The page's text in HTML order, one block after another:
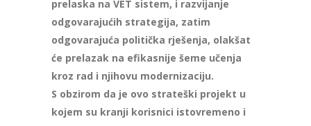
prelaska na VET sistem, i razvijanje
odgovarajućih strategija, zatim
odgovarajuća politička rješenja, olakšat
će prelazak na efikasnije šeme učenja
kroz rad i njihovu modernizaciju.
S obzirom da je ovo strateški projekt u
kojem su kranji korisnici istovremeno i